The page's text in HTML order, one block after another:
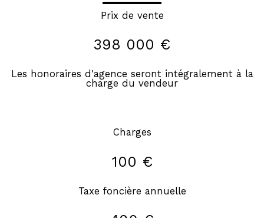
Prix de vente
398 000 €
Les honoraires d'agence seront intégralement à la
charge du vendeur
Charges
100 €
Taxe foncière annuelle